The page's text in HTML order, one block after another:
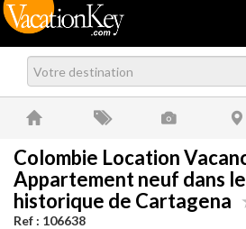
Colombie Location
Appartement neuf dans
historique de Cartagena
Ref : 106638